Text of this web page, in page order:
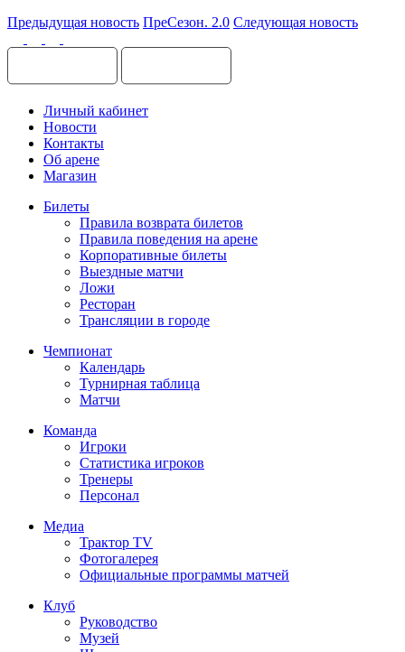
Предыдущая новость ПреСезон. 2.0 Следующая новость
Личный кабинет
Новости
Контакты
Об арене
Магазин
Билеты
Правила возврата билетов
Правила поведения на арене
Корпоративные билеты
Выездные матчи
Ложи
Ресторан
Трансляции в городе
Чемпионат
Календарь
Турнирная таблица
Матчи
Команда
Игроки
Статистика игроков
Тренеры
Персонал
Медиа
Трактор TV
Фотогалерея
Официальные программы матчей
Клуб
Руководство
Музей